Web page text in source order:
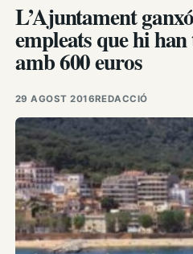
L’Ajuntament
empleats que hi
amb 600 euros
29 AGOST 2016REDACCIÓ